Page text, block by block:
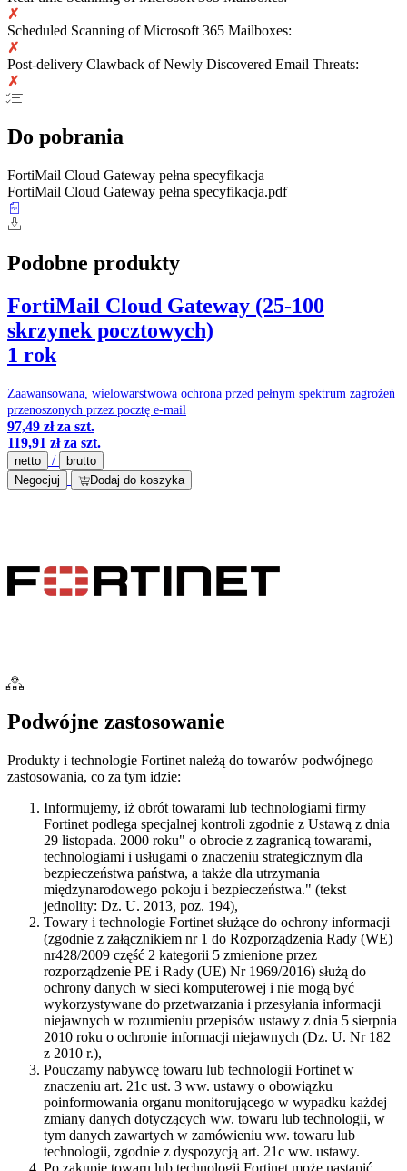
✗
Scheduled Scanning of Microsoft 365 Mailboxes:
✗
Post-delivery Clawback of Newly Discovered Email Threats:
✗
Do pobrania
FortiMail Cloud Gateway pełna specyfikacja
FortiMail Cloud Gateway pełna specyfikacja.pdf
Podobne produkty
FortiMail Cloud Gateway (25-100
skrzynek pocztowych)
1 rok
Zaawansowana, wielowarstwowa ochrona przed pełnym spektrum zagrożeń
przenoszonych przez pocztę e-mail
97,49 złza szt.
119,91 złza szt.
netto /
brutto
Negocjuj
Dodaj do koszyka
Podwójne zastosowanie
Produkty i technologie Fortinet należą do towarów podwójnego
zastosowania, co za tym idzie:
Informujemy, iż obrót towarami lub technologiami firmy
Fortinet podlega specjalnej kontroli zgodnie z Ustawą z dnia
29 listopada. 2000 roku" o obrocie z zagranicą towarami,
technologiami i usługami o znaczeniu strategicznym dla
bezpieczeństwa państwa, a także dla utrzymania
międzynarodowego pokoju i bezpieczeństwa." (tekst
jednolity: Dz. U. 2013, poz. 194),
Towary i technologie Fortinet służące do ochrony informacji
(zgodnie z załącznikiem nr 1 do Rozporządzenia Rady (WE)
nr428/2009 część 2 kategorii 5 zmienione przez
rozporządzenie PE i Rady (UE) Nr 1969/2016) służą do
ochrony danych w sieci komputerowej i nie mogą być
wykorzystywane do przetwarzania i przesyłania informacji
niejawnych w rozumieniu przepisów ustawy z dnia 5 sierpnia
2010 roku o ochronie informacji niejawnych (Dz. U. Nr 182
z 2010 r.),
Pouczamy nabywcę towaru lub technologii Fortinet w
znaczeniu art. 21c ust. 3 ww. ustawy o obowiązku
poinformowania organu monitorującego w wypadku każdej
zmiany danych dotyczących ww. towaru lub technologii, w
tym danych zawartych w zamówieniu ww. towaru lub
technologii, zgodnie z dyspozycją art. 21c ww. ustawy.
Po zakupie towaru lub technologii Fortinet może nastąpić